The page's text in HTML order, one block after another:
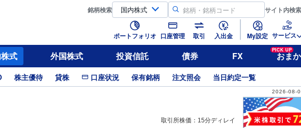
銘柄検索 サイト内検索
ポートフォリオ 口座管理 取引 入出金 My設定 サービス
式 外国株式 投資信託 債券 FX
PICK UP
おま
株主優待 貸株 口座状況 保有銘柄 注文照会 当日約定一覧
2026-08-
取引所株価：15分ディレイ